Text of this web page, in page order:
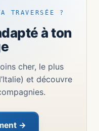
TRAVERSÉE ?
à ton
cher, le plus
et découvre
→